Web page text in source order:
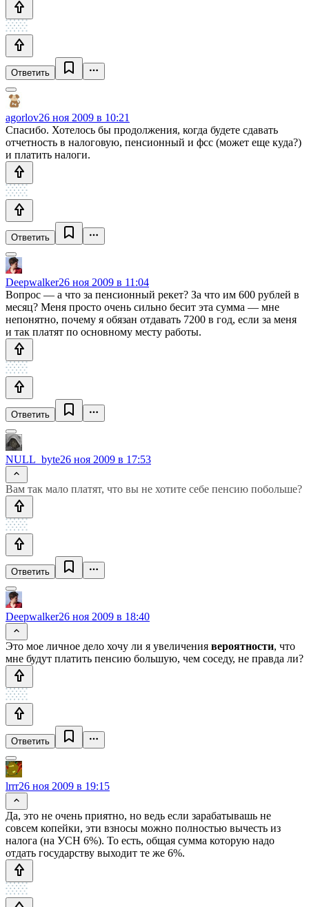
Ответить
agorlov26 ноя 2009 в 10:21
Спасибо. Хотелось бы продолжения, когда будете сдавать
отчетность в налоговую, пенсионный и фсс (может еще куда?)
и платить налоги.
Ответить
Deepwalker26 ноя 2009 в 11:04
Вопрос — а что за пенсионный рекет? За что им 600 рублей в
месяц? Меня просто очень сильно бесит эта сумма — мне
непонятно, почему я обязан отдавать 7200 в год, если за меня
и так платят по основному месту работы.
Ответить
NULL_byte26 ноя 2009 в 17:53
Вам так мало платят, что вы не хотите себе пенсию побольше?
Ответить
Deepwalker26 ноя 2009 в 18:40
Это мое личное дело хочу ли я увеличения вероятности, что
мне будут платить пенсию большую, чем соседу, не правда ли?
Ответить
lrrr26 ноя 2009 в 19:15
Да, это не очень приятно, но ведь если зарабатывашь не
совсем копейки, эти взносы можно полностью вычесть из
налога (на УСН 6%). То есть, общая сумма которую надо
отдать государству выходит те же 6%.